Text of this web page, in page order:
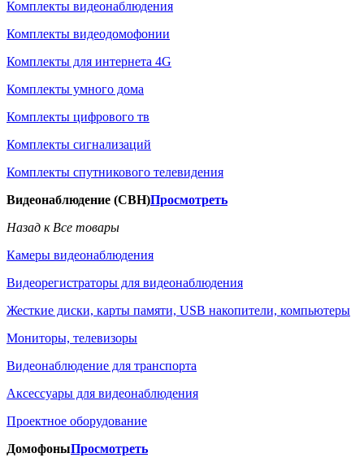
Комплекты видеонаблюдения
Комплекты видеодомофонии
Комплекты для интернета 4G
Комплекты умного дома
Комплекты цифрового тв
Комплекты сигнализаций
Комплекты спутникового телевидения
Видеонаблюдение (СВН)Просмотреть
Назад к Все товары
Камеры видеонаблюдения
Видеорегистраторы для видеонаблюдения
Жесткие диски, карты памяти, USB накопители, компьютеры
Мониторы, телевизоры
Видеонаблюдение для транспорта
Аксессуары для видеонаблюдения
Проектное оборудование
ДомофоныПросмотреть